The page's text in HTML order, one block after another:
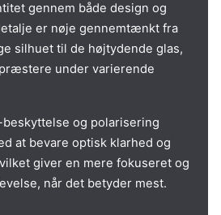
gennem både design og
er nøje gennemtænkt fra
silhuet til de højtydende glas,
under varierende
og polarisering
at bevare optisk klarhed og
giver en mere fokuseret og
når det betyder mest.